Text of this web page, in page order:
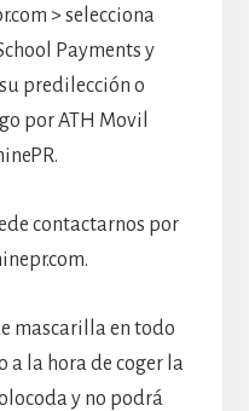
> selecciona
Payments y
predilección o
por ATH Movil
contactarnos por
mascarilla en todo
a la hora de coger la
y no podrá